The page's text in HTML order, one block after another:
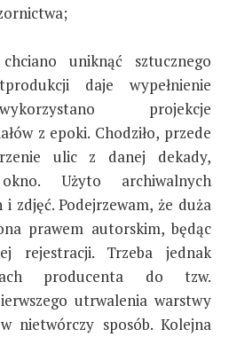
uniknąć sztucznego
daje wypełnienie
projekcje
z epoki. Chodziło, przede
ulic z danej dekady,
Użyto archiwalnych
zdjęć. Podejrzewam, że duża
prawem autorskim, będąc
rejestracji. Trzeba jednak
producenta do tzw.
utrwalenia warstwy
nietwórczy sposób. Kolejna